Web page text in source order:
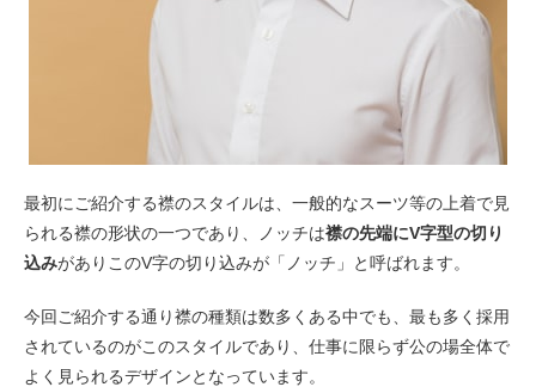
最初にご紹介する襟のスタイルは、一般的なスーツ等の上着で見
られる襟の形状の一つであり、ノッチは襟の先端にV字型の切り
込みがありこのV字の切り込みが「ノッチ」と呼ばれます。
今回ご紹介する通り襟の種類は数多くある中でも、最も多く採用
されているのがこのスタイルであり、仕事に限らず公の場全体で
よく見られるデザインとなっています。